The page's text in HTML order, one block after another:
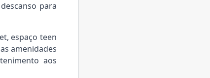
para
espaço teen
amenidades
aos